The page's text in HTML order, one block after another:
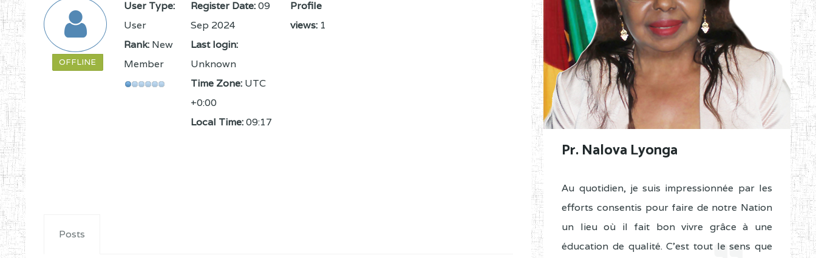
OFFLINE
User Type:
User
Rank: New
Member
Register Date: 09
Sep 2024
Last login:
Unknown
Time Zone: UTC
+0:00
Local Time: 09:17
Profile
views: 1
Posts
Pr. Nalova Lyonga
Au quotidien, je suis impressionnée par les
efforts consentis pour faire de notre Nation
un lieu où il fait bon vivre grâce à une
éducation de qualité. C'est tout le sens que